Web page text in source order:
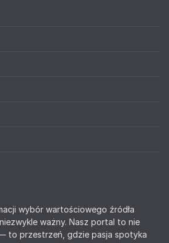
wybór wartościowego źródła
ważny. Nasz portal to nie
to przestrzeń, gdzie pasja spotyka